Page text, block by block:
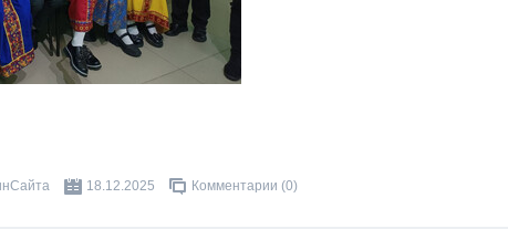
18.12.2025 Комментарии (0)